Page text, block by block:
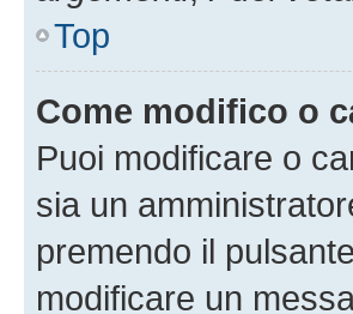
Top
Come modifico o
Puoi modificare o
sia un
premendo il
modificare un